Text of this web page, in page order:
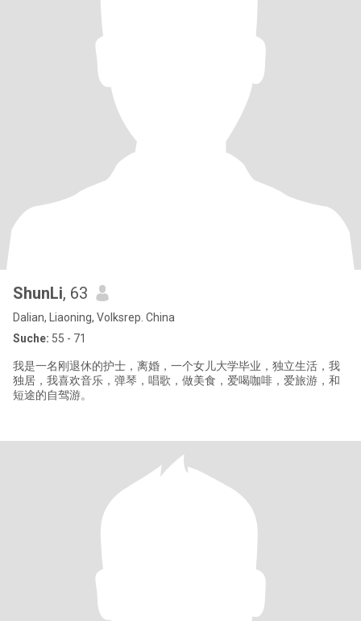
ShunLi, 63
Dalian, Liaoning, Volksrep. China
Suche: 55 - 71
我是一名刚退休的护士，离婚，一个女儿大学毕业，独立生活，我
独居，我喜欢音乐，弹琴，唱歌，做美食，爱喝咖啡，爱旅游，和
短途的自驾游。